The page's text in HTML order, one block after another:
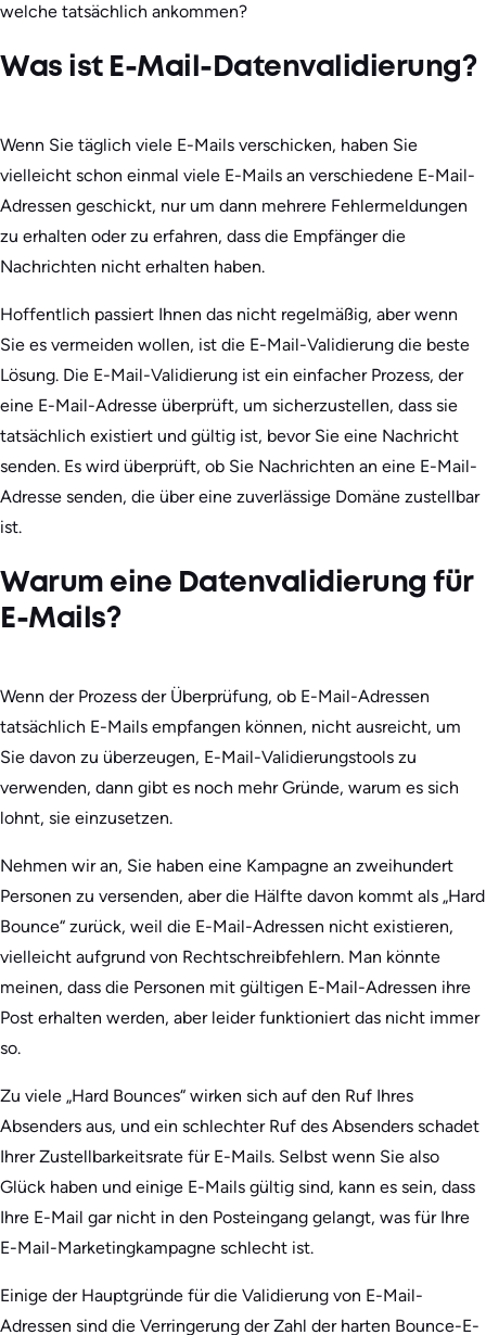
welche tatsächlich ankommen?
Was ist E-Mail-Datenvalidierung?
Wenn Sie täglich viele E-Mails verschicken, haben Sie
vielleicht schon einmal viele E-Mails an verschiedene E-Mail-
Adressen geschickt, nur um dann mehrere Fehlermeldungen
zu erhalten oder zu erfahren, dass die Empfänger die
Nachrichten nicht erhalten haben.
Hoffentlich passiert Ihnen das nicht regelmäßig, aber wenn
Sie es vermeiden wollen, ist die E-Mail-Validierung die beste
Lösung. Die E-Mail-Validierung ist ein einfacher Prozess, der
eine E-Mail-Adresse überprüft, um sicherzustellen, dass sie
tatsächlich existiert und gültig ist, bevor Sie eine Nachricht
senden. Es wird überprüft, ob Sie Nachrichten an eine E-Mail-
Adresse senden, die über eine zuverlässige Domäne zustellbar
ist.
Warum eine Datenvalidierung für
E-Mails?
Wenn der Prozess der Überprüfung, ob E-Mail-Adressen
tatsächlich E-Mails empfangen können, nicht ausreicht, um
Sie davon zu überzeugen, E-Mail-Validierungstools zu
verwenden, dann gibt es noch mehr Gründe, warum es sich
lohnt, sie einzusetzen.
Nehmen wir an, Sie haben eine Kampagne an zweihundert
Personen zu versenden, aber die Hälfte davon kommt als „Hard
Bounce“ zurück, weil die E-Mail-Adressen nicht existieren,
vielleicht aufgrund von Rechtschreibfehlern. Man könnte
meinen, dass die Personen mit gültigen E-Mail-Adressen ihre
Post erhalten werden, aber leider funktioniert das nicht immer
so.
Zu viele „Hard Bounces“ wirken sich auf den Ruf Ihres
Absenders aus, und ein schlechter Ruf des Absenders schadet
Ihrer Zustellbarkeitsrate für E-Mails. Selbst wenn Sie also
Glück haben und einige E-Mails gültig sind, kann es sein, dass
Ihre E-Mail gar nicht in den Posteingang gelangt, was für Ihre
E-Mail-Marketingkampagne schlecht ist.
Einige der Hauptgründe für die Validierung von E-Mail-
Adressen sind die Verringerung der Zahl der harten Bounce-E-